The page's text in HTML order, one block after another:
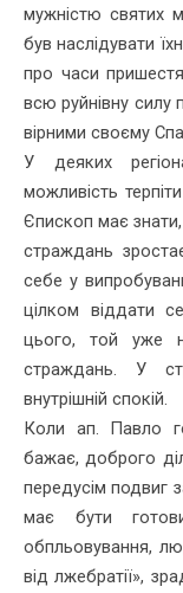
мужністю святих
був наслідувати
про часи
всю руйнівну силу
вірними своєму
У деяких
можливість
Єпископ має
страждань
себе у
цілком віддати
цього, той уже
страждань. У
внутрішній спокій.
Коли ап. Павло
бажає, доброго
передусім подвиг
має бути
обпльовування,
від лжебратії»,